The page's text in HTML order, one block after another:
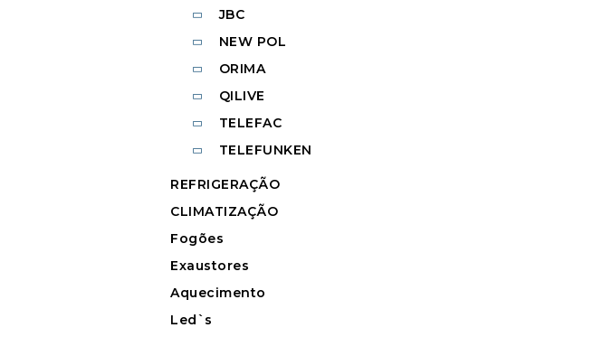
JBC
NEW POL
ORIMA
QILIVE
TELEFAC
TELEFUNKEN
REFRIGERAÇÃO
CLIMATIZAÇÃO
Fogões
Exaustores
Aquecimento
Led`s